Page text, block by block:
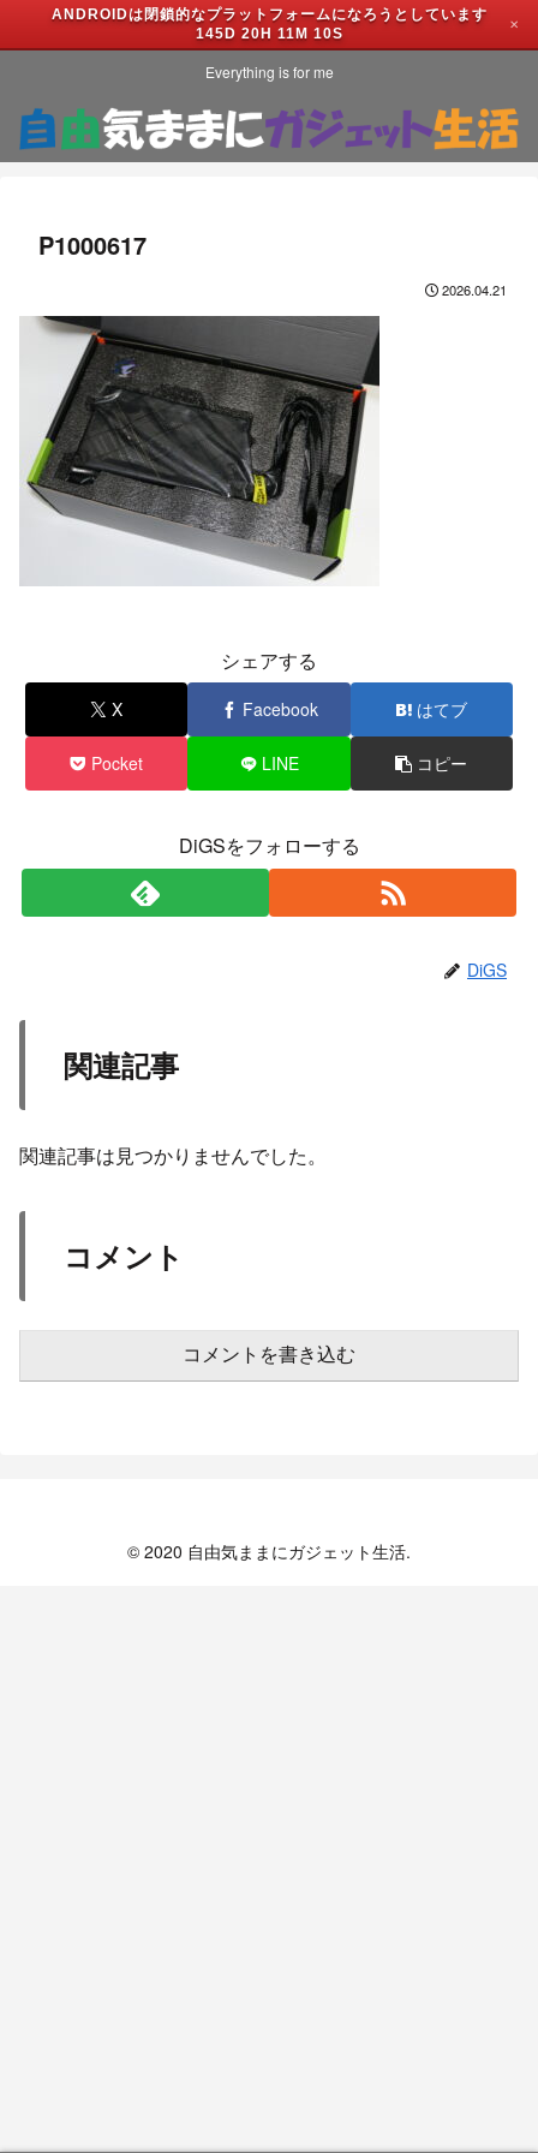
ANDROIDは閉鎖的なプラットフォームになろうとしています
145D 20H 11M 10S
✕
Everything is for me
P1000617
2026.04.21
シェアする
X Facebook はてブ
Pocket LINE コピー
DiGSをフォローする
DiGS
関連記事
関連記事は見つかりませんでした。
コメント
コメントを書き込む
© 2020 自由気ままにガジェット生活.